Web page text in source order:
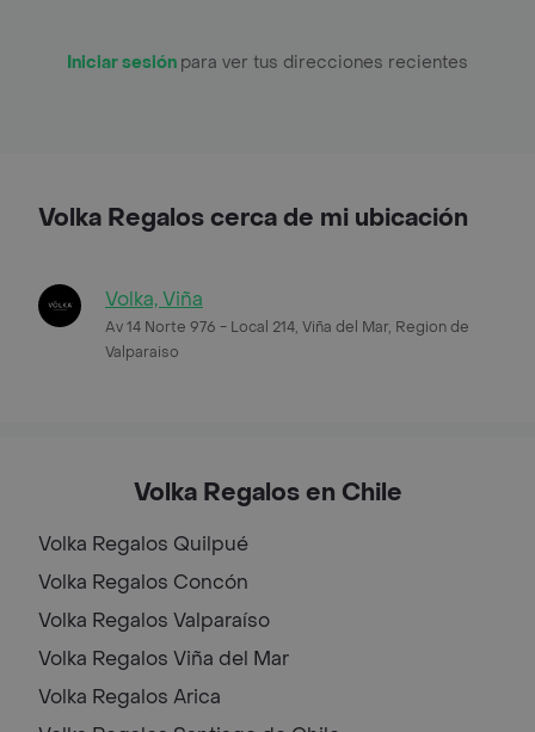
Iniciar sesión para ver tus direcciones recientes
Volka Regalos cerca de mi ubicación
Volka, Viña
Av 14 Norte 976 - Local 214, Viña del Mar, Region de
Valparaiso
Volka Regalos en Chile
Volka Regalos Quilpué
Volka Regalos Concón
Volka Regalos Valparaíso
Volka Regalos Viña del Mar
Volka Regalos Arica